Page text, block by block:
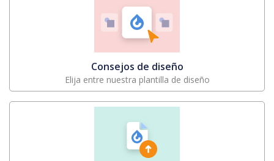
Consejos de diseño
Elija entre nuestra plantilla de diseño